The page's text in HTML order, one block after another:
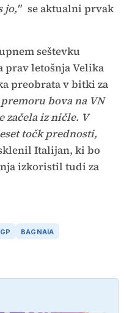
jo," se aktualni prvak
seštevku
prav letošnja Velika
preobrata v bitki za
bova na VN
začela iz ničle. V
točk prednosti,
Italijan, ki bo
izkoristil tudi za
BAGNAIA